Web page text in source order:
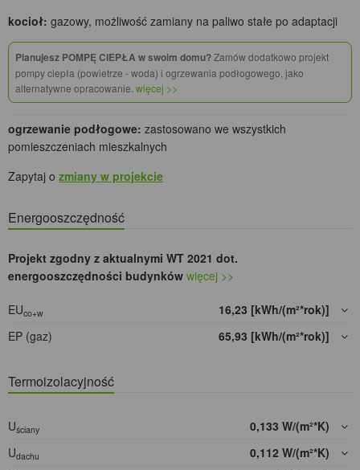
kocioł: gazowy, możliwość zamiany na paliwo stałe po adaptacji
Planujesz POMPĘ CIEPŁA w swoim domu?Zamów dodatkowo projekt
pompy ciepła (powietrze - woda) i ogrzewania podłogowego, jako
alternatywne opracowanie. więcej >>
ogrzewanie podłogowe: zastosowano we wszystkich
pomieszczeniach mieszkalnych
Zapytaj o zmiany w projekcie
Energooszczędność
Projekt zgodny z aktualnymi WT 2021 dot.
energooszczędności budynków więcej >>
EUco+w
16,23 [kWh/(m²*rok)]
EP (gaz)
65,93 [kWh/(m²*rok)]
Termoizolacyjność
Uściany
0,133 W/(m²*K)
Udachu
0,112 W/(m²*K)